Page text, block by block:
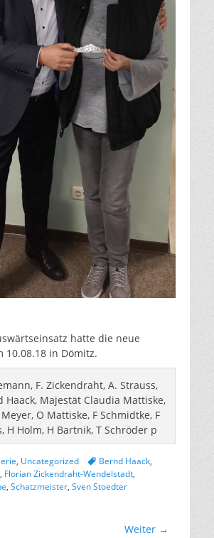
hatte die neue
10.08.18 in Dömitz.
F. Zickendraht, A. Strauss,
Haack, Majestät Claudia Mattiske,
O Mattiske, F Schmidtke, F
H Holm, H Bartnik, T Schröder p
, Uncategorized TagsBernd Haack,
, Florian Zickendraht-Wendelstadt,
, Schatzmeister, Sven Stoedter
Weiter →